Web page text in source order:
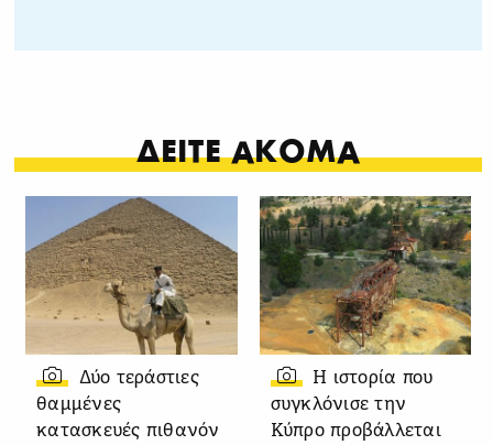
ΔΕΙΤΕ ΑΚΟΜΑ
Δύο τεράστιες
θαμμένες
κατασκευές πιθανόν
Η ιστορία που
συγκλόνισε την
Κύπρο προβάλλεται